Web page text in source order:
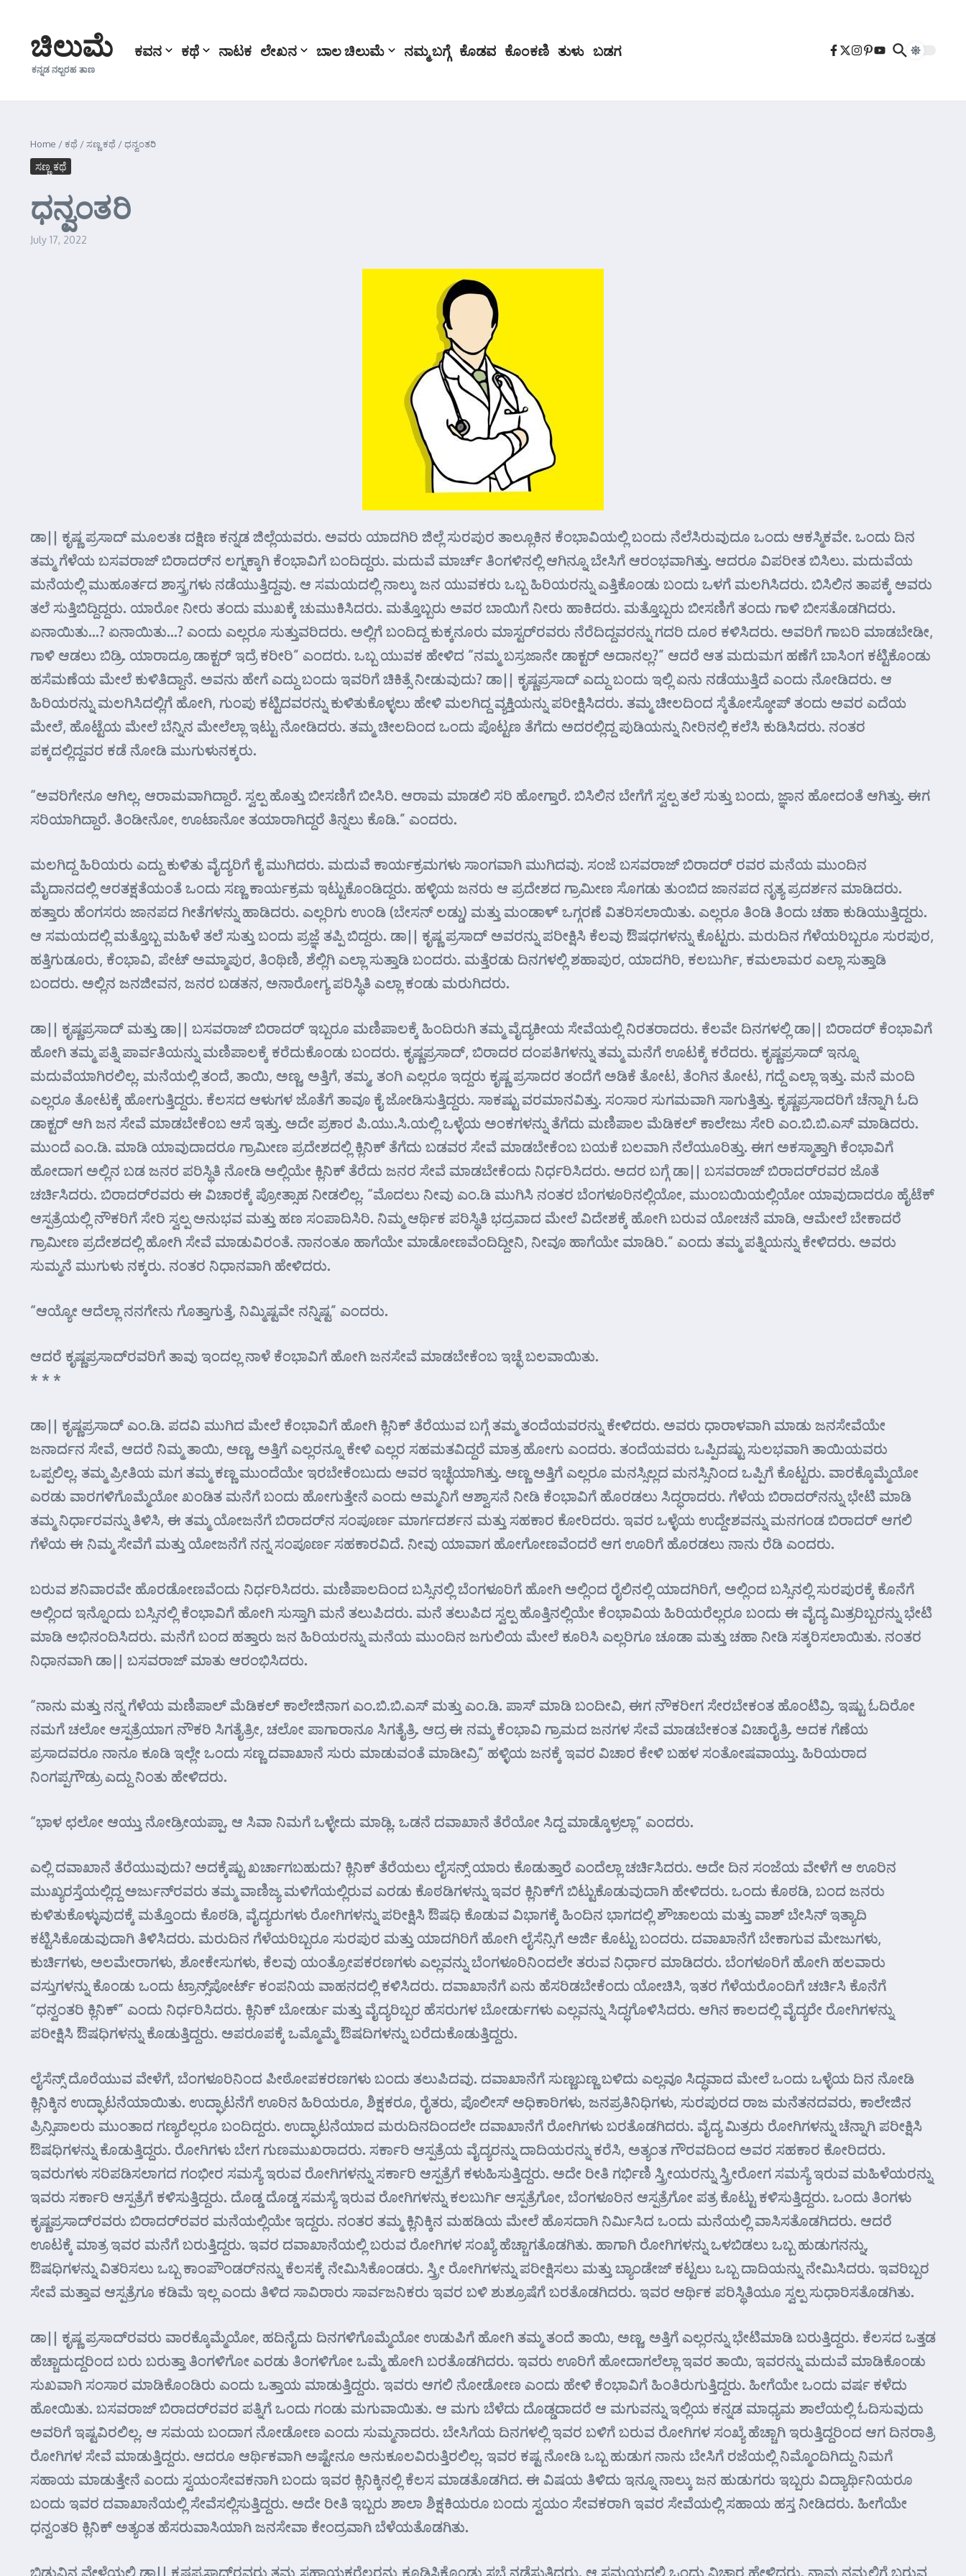
ಚಿಲುಮೆ
ಕನ್ನಡ ನಲ್ಬರಹ ತಾಣ
ಕವನ ಕಥೆ ನಾಟಕ ಲೇಖನ ಬಾಲ ಚಿಲುಮೆ ನಮ್ಮ ಬಗ್ಗೆ ಕೊಡವ ಕೊಂಕಣಿ ತುಳು ಬಡಗ
Home /ಕಥೆ /ಸಣ್ಣ ಕಥೆ /ಧನ್ವಂತರಿ
ಸಣ್ಣ ಕಥೆ
ಧನ್ವಂತರಿ
July 17, 2022
ಡಾ|| ಕೃಷ್ಣ ಪ್ರಸಾದ್ ಮೂಲತಃ ದಕ್ಷಿಣ ಕನ್ನಡ ಜಿಲ್ಲೆಯವರು. ಅವರು ಯಾದಗಿರಿ ಜಿಲ್ಲೆ ಸುರಪುರ ತಾಲ್ಲೂಕಿನ ಕೆಂಭಾವಿಯಲ್ಲಿ ಬಂದು ನೆಲೆಸಿರುವುದೂ ಒಂದು ಆಕಸ್ಮಿಕವೇ. ಒಂದು ದಿನ
ತಮ್ಮ ಗೆಳೆಯ ಬಸವರಾಜ್ ಬಿರಾದರ್‌ನ ಲಗ್ನಕ್ಕಾಗಿ ಕೆಂಭಾವಿಗೆ ಬಂದಿದ್ದರು. ಮದುವೆ ಮಾರ್ಚ್ ತಿಂಗಳಿನಲ್ಲಿ ಆಗಿನ್ನೂ ಬೇಸಿಗೆ ಆರಂಭವಾಗಿತ್ತು. ಆದರೂ ವಿಪರೀತ ಬಿಸಿಲು. ಮದುವೆಯ
ಮನೆಯಲ್ಲಿ ಮುಹೂರ್ತದ ಶಾಸ್ತ್ರಗಳು ನಡೆಯುತ್ತಿದ್ದವು. ಆ ಸಮಯದಲ್ಲಿ ನಾಲ್ಕು ಜನ ಯುವಕರು ಒಬ್ಬ ಹಿರಿಯರನ್ನು ಎತ್ತಿಕೊಂಡು ಬಂದು ಒಳಗೆ ಮಲಗಿಸಿದರು. ಬಿಸಿಲಿನ ತಾಪಕ್ಕೆ ಅವರು
ತಲೆ ಸುತ್ತಿಬಿದ್ದಿದ್ದರು. ಯಾರೋ ನೀರು ತಂದು ಮುಖಕ್ಕೆ ಚುಮುಕಿಸಿದರು. ಮತ್ತೊಬ್ಬರು ಅವರ ಬಾಯಿಗೆ ನೀರು ಹಾಕಿದರು. ಮತ್ತೊಬ್ಬರು ಬೀಸಣಿಗೆ ತಂದು ಗಾಳಿ ಬೀಸತೊಡಗಿದರು.
ಏನಾಯಿತು…? ಏನಾಯಿತು…? ಎಂದು ಎಲ್ಲರೂ ಸುತ್ತುವರಿದರು. ಅಲ್ಲಿಗೆ ಬಂದಿದ್ದ ಕುಕ್ಕನೂರು ಮಾಸ್ಟರ್‌ರವರು ನೆರೆದಿದ್ದವರನ್ನು ಗದರಿ ದೂರ ಕಳಿಸಿದರು. ಅವರಿಗೆ ಗಾಬರಿ ಮಾಡಬೇಡೀ,
ಗಾಳಿ ಆಡಲು ಬಿಡ್ರಿ. ಯಾರಾದ್ರೂ ಡಾಕ್ಟರ್ ಇದ್ರೆ ಕರೀರಿ” ಎಂದರು. ಒಬ್ಬ ಯುವಕ ಹೇಳಿದ “ನಮ್ಮ ಬಸ್ರಜಾನೇ ಡಾಕ್ಟರ್ ಅದಾನಲ್ಲ?” ಆದರೆ ಆತ ಮದುಮಗ ಹಣೆಗೆ ಬಾಸಿಂಗ ಕಟ್ಟಿಕೊಂಡು
ಹಸೆಮಣೆಯ ಮೇಲೆ ಕುಳಿತಿದ್ದಾನೆ. ಅವನು ಹೇಗೆ ಎದ್ದು ಬಂದು ಇವರಿಗೆ ಚಿಕಿತ್ಸೆ ನೀಡುವುದು? ಡಾ|| ಕೃಷ್ಣಪ್ರಸಾದ್ ಎದ್ದು ಬಂದು ಇಲ್ಲಿ ಏನು ನಡೆಯುತ್ತಿದೆ ಎಂದು ನೋಡಿದರು. ಆ
ಹಿರಿಯರನ್ನು ಮಲಗಿಸಿದಲ್ಲಿಗೆ ಹೋಗಿ, ಗುಂಪು ಕಟ್ಟಿದವರನ್ನು ಕುಳಿತುಕೊಳ್ಳಲು ಹೇಳಿ ಮಲಗಿದ್ದ ವ್ಯಕ್ತಿಯನ್ನು ಪರೀಕ್ಷಿಸಿದರು. ತಮ್ಮ ಚೀಲದಿಂದ ಸ್ಕೆತೋಸ್ಕೋಪ್ ತಂದು ಅವರ ಎದೆಯ
ಮೇಲೆ, ಹೊಟ್ಟೆಯ ಮೇಲೆ ಬೆನ್ನಿನ ಮೇಲೆಲ್ಲಾ ಇಟ್ಟು ನೋಡಿದರು. ತಮ್ಮ ಚೀಲದಿಂದ ಒಂದು ಪೊಟ್ಟಣ ತೆಗೆದು ಅದರಲ್ಲಿದ್ದ ಪುಡಿಯನ್ನು ನೀರಿನಲ್ಲಿ ಕಲೆಸಿ ಕುಡಿಸಿದರು. ನಂತರ
ಪಕ್ಕದಲ್ಲಿದ್ದವರ ಕಡೆ ನೋಡಿ ಮುಗುಳುನಕ್ಕರು.
“ಅವರಿಗೇನೂ ಆಗಿಲ್ಲ. ಆರಾಮವಾಗಿದ್ದಾರೆ. ಸ್ವಲ್ಪ ಹೊತ್ತು ಬೀಸಣಿಗೆ ಬೀಸಿರಿ. ಆರಾಮ ಮಾಡಲಿ ಸರಿ ಹೋಗ್ತಾರೆ. ಬಿಸಿಲಿನ ಬೇಗೆಗೆ ಸ್ವಲ್ಪ ತಲೆ ಸುತ್ತು ಬಂದು, ಜ್ಞಾನ ಹೋದಂತೆ ಆಗಿತ್ತು. ಈಗ
ಸರಿಯಾಗಿದ್ದಾರೆ. ತಿಂಡೀನೋ, ಊಟಾನೋ ತಯಾರಾಗಿದ್ದರೆ ತಿನ್ನಲು ಕೊಡಿ.” ಎಂದರು.
ಮಲಗಿದ್ದ ಹಿರಿಯರು ಎದ್ದು ಕುಳಿತು ವೈದ್ಯರಿಗೆ ಕೈ ಮುಗಿದರು. ಮದುವೆ ಕಾರ್ಯಕ್ರಮಗಳು ಸಾಂಗವಾಗಿ ಮುಗಿದವು. ಸಂಜೆ ಬಸವರಾಜ್ ಬಿರಾದರ್ ರವರ ಮನೆಯ ಮುಂದಿನ
ಮೈದಾನದಲ್ಲಿ ಆರತಕ್ಷತೆಯಂತೆ ಒಂದು ಸಣ್ಣ ಕಾರ್ಯಕ್ರಮ ಇಟ್ಟುಕೊಂಡಿದ್ದರು. ಹಳ್ಳಿಯ ಜನರು ಆ ಪ್ರದೇಶದ ಗ್ರಾಮೀಣ ಸೊಗಡು ತುಂಬಿದ ಜಾನಪದ ನೃತ್ಯ ಪ್ರದರ್ಶನ ಮಾಡಿದರು.
ಹತ್ತಾರು ಹೆಂಗಸರು ಜಾನಪದ ಗೀತೆಗಳನ್ನು ಹಾಡಿದರು. ಎಲ್ಲರಿಗು ಉಂಡಿ (ಬೇಸನ್ ಲಡ್ಡು) ಮತ್ತು ಮಂಡಾಳ್ ಒಗ್ಗರಣೆ ವಿತರಿಸಲಾಯಿತು. ಎಲ್ಲರೂ ತಿಂಡಿ ತಿಂದು ಚಹಾ ಕುಡಿಯುತ್ತಿದ್ದರು.
ಆ ಸಮಯದಲ್ಲಿ ಮತ್ತೊಬ್ಬ ಮಹಿಳೆ ತಲೆ ಸುತ್ತು ಬಂದು ಪ್ರಜ್ಞೆ ತಪ್ಪಿ ಬಿದ್ದರು. ಡಾ|| ಕೃಷ್ಣ ಪ್ರಸಾದ್ ಅವರನ್ನು ಪರೀಕ್ಷಿಸಿ ಕೆಲವು ಔಷಧಗಳನ್ನು ಕೊಟ್ಟರು. ಮರುದಿನ ಗೆಳೆಯರಿಬ್ಬರೂ ಸುರಪುರ,
ಹತ್ತಿಗುಡೂರು, ಕೆಂಭಾವಿ, ಪೇಟ್ ಅಮ್ಮಾಪುರ, ತಿಂಥಿಣಿ, ಶೆಲ್ಲಿಗಿ ಎಲ್ಲಾ ಸುತ್ತಾಡಿ ಬಂದರು. ಮತ್ತೆರಡು ದಿನಗಳಲ್ಲಿ ಶಹಾಪುರ, ಯಾದಗಿರಿ, ಕಲಬುರ್ಗಿ, ಕಮಲಾಮರ ಎಲ್ಲಾ ಸುತ್ತಾಡಿ
ಬಂದರು. ಅಲ್ಲಿನ ಜನಜೀವನ, ಜನರ ಬಡತನ, ಅನಾರೋಗ್ಯ ಪರಿಸ್ಥಿತಿ ಎಲ್ಲಾ ಕಂಡು ಮರುಗಿದರು.
ಡಾ|| ಕೃಷ್ಣಪ್ರಸಾದ್ ಮತ್ತು ಡಾ|| ಬಸವರಾಜ್ ಬಿರಾದರ್ ಇಬ್ಬರೂ ಮಣಿಪಾಲಕ್ಕೆ ಹಿಂದಿರುಗಿ ತಮ್ಮ ವೈದ್ಯಕೀಯ ಸೇವೆಯಲ್ಲಿ ನಿರತರಾದರು. ಕೆಲವೇ ದಿನಗಳಲ್ಲಿ ಡಾ|| ಬಿರಾದರ್ ಕೆಂಭಾವಿಗೆ
ಹೋಗಿ ತಮ್ಮ ಪತ್ನಿ ಪಾರ್ವತಿಯನ್ನು ಮಣಿಪಾಲಕ್ಕೆ ಕರೆದುಕೊಂಡು ಬಂದರು. ಕೃಷ್ಣಪ್ರಸಾದ್, ಬಿರಾದರ ದಂಪತಿಗಳನ್ನು ತಮ್ಮ ಮನೆಗೆ ಊಟಕ್ಕೆ ಕರೆದರು. ಕೃಷ್ಣಪ್ರಸಾದ್ ಇನ್ನೂ
ಮದುವೆಯಾಗಿರಲಿಲ್ಲ. ಮನೆಯಲ್ಲಿ ತಂದೆ, ತಾಯಿ, ಅಣ್ಣ, ಅತ್ತಿಗೆ, ತಮ್ಮ, ತಂಗಿ ಎಲ್ಲರೂ ಇದ್ದರು ಕೃಷ್ಣ ಪ್ರಸಾದರ ತಂದೆಗೆ ಅಡಿಕೆ ತೋಟ, ತೆಂಗಿನ ತೋಟ, ಗದ್ದೆ ಎಲ್ಲಾ ಇತ್ತು. ಮನೆ ಮಂದಿ
ಎಲ್ಲರೂ ತೋಟಕ್ಕೆ ಹೋಗುತ್ತಿದ್ದರು. ಕೆಲಸದ ಆಳುಗಳ ಜೊತೆಗೆ ತಾವೂ ಕೈ ಜೋಡಿಸುತ್ತಿದ್ದರು. ಸಾಕಷ್ಟು ವರಮಾನವಿತ್ತು. ಸಂಸಾರ ಸುಗಮವಾಗಿ ಸಾಗುತ್ತಿತ್ತು. ಕೃಷ್ಣಪ್ರಸಾದರಿಗೆ ಚೆನ್ನಾಗಿ ಓದಿ
ಡಾಕ್ಟರ್ ಆಗಿ ಜನ ಸೇವೆ ಮಾಡಬೇಕೆಂಬ ಆಸೆ ಇತ್ತು. ಅದೇ ಪ್ರಕಾರ ಪಿ.ಯು.ಸಿ.ಯಲ್ಲಿ ಒಳ್ಳೆಯ ಅಂಕಗಳನ್ನು ತೆಗೆದು ಮಣಿಪಾಲ ಮೆಡಿಕಲ್ ಕಾಲೇಜು ಸೇರಿ ಎಂ.ಬಿ.ಬಿ.ಎಸ್ ಮಾಡಿದರು.
ಮುಂದೆ ಎಂ.ಡಿ. ಮಾಡಿ ಯಾವುದಾದರೂ ಗ್ರಾಮೀಣ ಪ್ರದೇಶದಲ್ಲಿ ಕ್ಲಿನಿಕ್ ತೆಗೆದು ಬಡವರ ಸೇವೆ ಮಾಡಬೇಕೆಂಬ ಬಯಕೆ ಬಲವಾಗಿ ನೆಲೆಯೂರಿತ್ತು. ಈಗ ಅಕಸ್ಮಾತ್ತಾಗಿ ಕೆಂಭಾವಿಗೆ
ಹೋದಾಗ ಅಲ್ಲಿನ ಬಡ ಜನರ ಪರಿಸ್ಥಿತಿ ನೋಡಿ ಅಲ್ಲಿಯೇ ಕ್ಲಿನಿಕ್ ತೆರೆದು ಜನರ ಸೇವೆ ಮಾಡಬೇಕೆಂದು ನಿರ್ಧರಿಸಿದರು. ಅದರ ಬಗ್ಗೆ ಡಾ|| ಬಸವರಾಜ್ ಬಿರಾದರ್‌ರವರ ಜೊತೆ
ಚರ್ಚಿಸಿದರು. ಬಿರಾದರ್‌ರವರು ಈ ವಿಚಾರಕ್ಕೆ ಪ್ರೋತ್ಸಾಹ ನೀಡಲಿಲ್ಲ. “ಮೊದಲು ನೀವು ಎಂ.ಡಿ ಮುಗಿಸಿ ನಂತರ ಬೆಂಗಳೂರಿನಲ್ಲಿಯೋ, ಮುಂಬಯಿಯಲ್ಲಿಯೋ ಯಾವುದಾದರೂ ಹೈಟೆಕ್
ಆಸ್ಪತ್ರೆಯಲ್ಲಿ ನೌಕರಿಗೆ ಸೇರಿ ಸ್ವಲ್ಪ ಅನುಭವ ಮತ್ತು ಹಣ ಸಂಪಾದಿಸಿರಿ. ನಿಮ್ಮ ಆರ್ಥಿಕ ಪರಿಸ್ಥಿತಿ ಭದ್ರವಾದ ಮೇಲೆ ವಿದೇಶಕ್ಕೆ ಹೋಗಿ ಬರುವ ಯೋಚನೆ ಮಾಡಿ, ಆಮೇಲೆ ಬೇಕಾದರೆ
ಗ್ರಾಮೀಣ ಪ್ರದೇಶದಲ್ಲಿ ಹೋಗಿ ಸೇವೆ ಮಾಡುವಿರಂತೆ. ನಾನಂತೂ ಹಾಗೆಯೇ ಮಾಡೋಣವೆಂದಿದ್ದೀನಿ, ನೀವೂ ಹಾಗೆಯೇ ಮಾಡಿರಿ.” ಎಂದು ತಮ್ಮ ಪತ್ನಿಯನ್ನು ಕೇಳಿದರು. ಅವರು
ಸುಮ್ಮನೆ ಮುಗುಳು ನಕ್ಕರು. ನಂತರ ನಿಧಾನವಾಗಿ ಹೇಳಿದರು.
“ಆಯ್ಯೋ ಆದೆಲ್ಲಾ ನನಗೇನು ಗೊತ್ತಾಗುತ್ತೆ, ನಿಮ್ಮಿಷ್ಟವೇ ನನ್ನಿಷ್ಟ” ಎಂದರು.
ಆದರೆ ಕೃಷ್ಣಪ್ರಸಾದ್‌ರವರಿಗೆ ತಾವು ಇಂದಲ್ಲ ನಾಳೆ ಕೆಂಭಾವಿಗೆ ಹೋಗಿ ಜನಸೇವೆ ಮಾಡಬೇಕೆಂಬ ಇಚ್ಛೆ ಬಲವಾಯಿತು.
* * *
ಡಾ|| ಕೃಷ್ಣಪ್ರಸಾದ್ ಎಂ.ಡಿ. ಪದವಿ ಮುಗಿದ ಮೇಲೆ ಕೆಂಭಾವಿಗೆ ಹೋಗಿ ಕ್ಲಿನಿಕ್ ತೆರೆಯುವ ಬಗ್ಗೆ ತಮ್ಮ ತಂದೆಯವರನ್ನು ಕೇಳಿದರು. ಅವರು ಧಾರಾಳವಾಗಿ ಮಾಡು ಜನಸೇವೆಯೇ
ಜನಾರ್ದನ ಸೇವೆ, ಆದರೆ ನಿಮ್ಮ ತಾಯಿ, ಅಣ್ಣ, ಅತ್ತಿಗೆ ಎಲ್ಲರನ್ನೂ ಕೇಳಿ ಎಲ್ಲರ ಸಹಮತವಿದ್ದರೆ ಮಾತ್ರ ಹೋಗು ಎಂದರು. ತಂದೆಯವರು ಒಪ್ಪಿದಷ್ಟು ಸುಲಭವಾಗಿ ತಾಯಿಯವರು
ಒಪ್ಪಲಿಲ್ಲ. ತಮ್ಮ ಪ್ರೀತಿಯ ಮಗ ತಮ್ಮ ಕಣ್ಣ ಮುಂದೆಯೇ ಇರಬೇಕೆಂಬುದು ಅವರ ಇಚ್ಛೆಯಾಗಿತ್ತು. ಅಣ್ಣ ಅತ್ತಿಗೆ ಎಲ್ಲರೂ ಮನಸ್ಸಿಲ್ಲದ ಮನಸ್ಸಿನಿಂದ ಒಪ್ಪಿಗೆ ಕೊಟ್ಟರು. ವಾರಕ್ಕೊಮ್ಮೆಯೋ
ಎರಡು ವಾರಗಳಿಗೊಮ್ಮೆಯೋ ಖಂಡಿತ ಮನೆಗೆ ಬಂದು ಹೋಗುತ್ತೇನೆ ಎಂದು ಅಮ್ಮನಿಗೆ ಆಶ್ವಾಸನೆ ನೀಡಿ ಕೆಂಭಾವಿಗೆ ಹೊರಡಲು ಸಿದ್ಧರಾದರು. ಗೆಳೆಯ ಬಿರಾದರ್‌ನನ್ನು ಭೇಟಿ ಮಾಡಿ
ತಮ್ಮ ನಿರ್ಧಾರವನ್ನು ತಿಳಿಸಿ, ಈ ತಮ್ಮ ಯೋಜನೆಗೆ ಬಿರಾದರ್‌ನ ಸಂಪೂರ್ಣ ಮಾರ್ಗದರ್ಶನ ಮತ್ತು ಸಹಕಾರ ಕೋರಿದರು. ಇವರ ಒಳ್ಳೆಯ ಉದ್ದೇಶವನ್ನು ಮನಗಂಡ ಬಿರಾದರ್ ಆಗಲಿ
ಗೆಳೆಯ ಈ ನಿಮ್ಮ ಸೇವೆಗೆ ಮತ್ತು ಯೋಜನೆಗೆ ನನ್ನ ಸಂಪೂರ್ಣ ಸಹಕಾರವಿದೆ. ನೀವು ಯಾವಾಗ ಹೋಗೋಣವೆಂದರೆ ಆಗ ಊರಿಗೆ ಹೊರಡಲು ನಾನು ರೆಡಿ ಎಂದರು.
ಬರುವ ಶನಿವಾರವೇ ಹೊರಡೋಣವೆಂದು ನಿರ್ಧರಿಸಿದರು. ಮಣಿಪಾಲದಿಂದ ಬಸ್ಸಿನಲ್ಲಿ ಬೆಂಗಳೂರಿಗೆ ಹೋಗಿ ಅಲ್ಲಿಂದ ರೈಲಿನಲ್ಲಿ ಯಾದಗಿರಿಗೆ, ಅಲ್ಲಿಂದ ಬಸ್ಸಿನಲ್ಲಿ ಸುರಪುರಕ್ಕೆ ಕೊನೆಗೆ
ಅಲ್ಲಿಂದ ಇನ್ನೊಂದು ಬಸ್ಸಿನಲ್ಲಿ ಕೆಂಭಾವಿಗೆ ಹೋಗಿ ಸುಸ್ತಾಗಿ ಮನೆ ತಲುಪಿದರು. ಮನೆ ತಲುಪಿದ ಸ್ವಲ್ಪ ಹೊತ್ತಿನಲ್ಲಿಯೇ ಕೆಂಭಾವಿಯ ಹಿರಿಯರೆಲ್ಲರೂ ಬಂದು ಈ ವೈದ್ಯ ಮಿತ್ರರಿಬ್ಬರನ್ನು ಭೇಟಿ
ಮಾಡಿ ಅಭಿನಂದಿಸಿದರು. ಮನೆಗೆ ಬಂದ ಹತ್ತಾರು ಜನ ಹಿರಿಯರನ್ನು ಮನೆಯ ಮುಂದಿನ ಜಗುಲಿಯ ಮೇಲೆ ಕೂರಿಸಿ ಎಲ್ಲರಿಗೂ ಚೂಡಾ ಮತ್ತು ಚಹಾ ನೀಡಿ ಸತ್ಕರಿಸಲಾಯಿತು. ನಂತರ
ನಿಧಾನವಾಗಿ ಡಾ|| ಬಸವರಾಜ್ ಮಾತು ಆರಂಭಿಸಿದರು.
“ನಾನು ಮತ್ತು ನನ್ನ ಗೆಳೆಯ ಮಣಿಪಾಲ್ ಮೆಡಿಕಲ್ ಕಾಲೇಜಿನಾಗ ಎಂ.ಬಿ.ಬಿ.ಎಸ್ ಮತ್ತು ಎಂ.ಡಿ. ಪಾಸ್ ಮಾಡಿ ಬಂದೀವಿ, ಈಗ ನೌಕರೀಗ ಸೇರಬೇಕಂತ ಹೊಂಟಿವ್ರಿ. ಇಷ್ಟು ಓದಿರೋ
ನಮಗೆ ಚಲೋ ಆಸ್ಪತ್ರೆಯಾಗ ನೌಕರಿ ಸಿಗತೈತ್ರೀ, ಚಲೋ ಪಾಗಾರಾನೂ ಸಿಗತೈತ್ರಿ. ಆದ್ರ ಈ ನಮ್ಮ ಕೆಂಭಾವಿ ಗ್ರಾಮದ ಜನಗಳ ಸೇವೆ ಮಾಡಬೇಕಂತ ವಿಚಾರೈತ್ರಿ. ಅದಕ ಗೆಣೆಯ
ಪ್ರಸಾದವರೂ ನಾನೂ ಕೂಡಿ ಇಲ್ಲೇ ಒಂದು ಸಣ್ಣ ದವಾಖಾನೆ ಸುರು ಮಾಡುವಂತೆ ಮಾಡೀವ್ರಿ” ಹಳ್ಳಿಯ ಜನಕ್ಕೆ ಇವರ ವಿಚಾರ ಕೇಳಿ ಬಹಳ ಸಂತೋಷವಾಯ್ತು. ಹಿರಿಯರಾದ
ನಿಂಗಪ್ಪಗೌಡ್ರು ಎದ್ದು ನಿಂತು ಹೇಳಿದರು.
“ಭಾಳ ಛಲೋ ಆಯ್ತು ನೋಡ್ರೀಯಪ್ಪಾ. ಆ ಸಿವಾ ನಿಮಗೆ ಒಳ್ಳೇದು ಮಾಡ್ಲಿ. ಒಡನೆ ದವಾಖಾನೆ ತೆರೆಯೋ ಸಿದ್ದ ಮಾಡ್ಕೊಳ್ರಲ್ಲಾ” ಎಂದರು.
ಎಲ್ಲಿ ದವಾಖಾನೆ ತೆರೆಯುವುದು? ಅದಕ್ಕೆಷ್ಟು ಖರ್ಚಾಗಬಹುದು? ಕ್ಲಿನಿಕ್ ತೆರೆಯಲು ಲೈಸನ್ಸ್ ಯಾರು ಕೊಡುತ್ತಾರೆ ಎಂದೆಲ್ಲಾ ಚರ್ಚಿಸಿದರು. ಅದೇ ದಿನ ಸಂಜೆಯ ವೇಳೆಗೆ ಆ ಊರಿನ
ಮುಖ್ಯರಸ್ತೆಯಲ್ಲಿದ್ದ ಅರ್ಜುನ್‌ರವರು ತಮ್ಮ ವಾಣಿಜ್ಯ ಮಳಿಗೆಯಲ್ಲಿರುವ ಎರಡು ಕೊಠಡಿಗಳನ್ನು ಇವರ ಕ್ಲಿನಿಕ್‌ಗೆ ಬಿಟ್ಟುಕೊಡುವುದಾಗಿ ಹೇಳಿದರು. ಒಂದು ಕೊಠಡಿ, ಬಂದ ಜನರು
ಕುಳಿತುಕೊಳ್ಳುವುದಕ್ಕೆ ಮತ್ತೊಂದು ಕೊಠಡಿ, ವೈದ್ಯರುಗಳು ರೋಗಿಗಳನ್ನು ಪರೀಕ್ಷಿಸಿ ಔಷಧಿ ಕೊಡುವ ವಿಭಾಗಕ್ಕೆ ಹಿಂದಿನ ಭಾಗದಲ್ಲಿ ಶೌಚಾಲಯ ಮತ್ತು ವಾಶ್ ಬೇಸಿನ್ ಇತ್ಯಾದಿ
ಕಟ್ಟಿಸಿಕೊಡುವುದಾಗಿ ತಿಳಿಸಿದರು. ಮರುದಿನ ಗೆಳೆಯರಿಬ್ಬರೂ ಸುರಪುರ ಮತ್ತು ಯಾದಗಿರಿಗೆ ಹೋಗಿ ಲೈಸೆನ್ಸಿಗೆ ಅರ್ಜಿ ಕೊಟ್ಟು ಬಂದರು. ದವಾಖಾನೆಗೆ ಬೇಕಾಗುವ ಮೇಜುಗಳು,
ಕುರ್ಚಿಗಳು, ಅಲಮೇರಾಗಳು, ಶೋಕೇಸುಗಳು, ಕೆಲವು ಯಂತ್ರೋಪಕರಣಗಳು ಎಲ್ಲವನ್ನು ಬೆಂಗಳೂರಿನಿಂದಲೇ ತರುವ ನಿರ್ಧಾರ ಮಾಡಿದರು. ಬೆಂಗಳೂರಿಗೆ ಹೋಗಿ ಹಲವಾರು
ವಸ್ತುಗಳನ್ನು ಕೊಂಡು ಒಂದು ಟ್ರಾನ್ಸ್‌ಪೋರ್ಟ್ ಕಂಪನಿಯ ವಾಹನದಲ್ಲಿ ಕಳಿಸಿದರು. ದವಾಖಾನೆಗೆ ಏನು ಹೆಸರಿಡಬೇಕೆಂದು ಯೋಚಿಸಿ, ಇತರ ಗೆಳೆಯರೊಂದಿಗೆ ಚರ್ಚಿಸಿ ಕೊನೆಗೆ
“ಧನ್ವಂತರಿ ಕ್ಲಿನಿಕ್” ಎಂದು ನಿರ್ಧರಿಸಿದರು. ಕ್ಲಿನಿಕ್ ಬೋರ್ಡು ಮತ್ತು ವೈದ್ಯರಿಬ್ಬರ ಹೆಸರುಗಳ ಬೋರ್ಡುಗಳು ಎಲ್ಲವನ್ನು ಸಿದ್ಧಗೊಳಿಸಿದರು. ಆಗಿನ ಕಾಲದಲ್ಲಿ ವೈದ್ಯರೇ ರೋಗಿಗಳನ್ನು
ಪರೀಕ್ಷಿಸಿ ಔಷಧಿಗಳನ್ನು ಕೊಡುತ್ತಿದ್ದರು. ಅಪರೂಪಕ್ಕೆ ಒಮ್ಮೊಮ್ಮೆ ಔಷದಿಗಳನ್ನು ಬರೆದುಕೊಡುತ್ತಿದ್ದರು.
ಲೈಸೆನ್ಸ್ ದೊರೆಯುವ ವೇಳೆಗೆ, ಬೆಂಗಳೂರಿನಿಂದ ಪೀಠೋಪಕರಣಗಳು ಬಂದು ತಲುಪಿದವು. ದವಾಖಾನೆಗೆ ಸುಣ್ಣಬಣ್ಣ ಬಳಿದು ಎಲ್ಲವೂ ಸಿದ್ಧವಾದ ಮೇಲೆ ಒಂದು ಒಳ್ಳೆಯ ದಿನ ನೋಡಿ
ಕ್ಲಿನಿಕ್ಕಿನ ಉದ್ಘಾಟನೆಯಾಯಿತು. ಉದ್ಘಾಟನೆಗೆ ಊರಿನ ಹಿರಿಯರೂ, ಶಿಕ್ಷಕರೂ, ರೈತರು, ಪೊಲೀಸ್ ಅಧಿಕಾರಿಗಳು, ಜನಪ್ರತಿನಿಧಿಗಳು, ಸುರಪುರದ ರಾಜ ಮನೆತನದವರು, ಕಾಲೇಜಿನ
ಪ್ರಿನ್ಸಿಪಾಲರು ಮುಂತಾದ ಗಣ್ಯರೆಲ್ಲರೂ ಬಂದಿದ್ದರು. ಉದ್ಘಾಟನೆಯಾದ ಮರುದಿನದಿಂದಲೇ ದವಾಖಾನೆಗೆ ರೋಗಿಗಳು ಬರತೊಡಗಿದರು. ವೈದ್ಯ ಮಿತ್ರರು ರೋಗಿಗಳನ್ನು ಚೆನ್ನಾಗಿ ಪರೀಕ್ಷಿಸಿ
ಔಷಧಿಗಳನ್ನು ಕೊಡುತ್ತಿದ್ದರು. ರೋಗಿಗಳು ಬೇಗ ಗುಣಮುಖರಾದರು. ಸರ್ಕಾರಿ ಆಸ್ಪತ್ರೆಯ ವೈದ್ಯರನ್ನು ದಾದಿಯರನ್ನು ಕರೆಸಿ, ಅತ್ಯಂತ ಗೌರವದಿಂದ ಅವರ ಸಹಕಾರ ಕೋರಿದರು.
ಇವರುಗಳು ಸರಿಪಡಿಸಲಾಗದ ಗಂಭೀರ ಸಮಸ್ಯೆ ಇರುವ ರೋಗಿಗಳನ್ನು ಸರ್ಕಾರಿ ಆಸ್ಪತ್ರೆಗೆ ಕಳುಹಿಸುತ್ತಿದ್ದರು. ಅದೇ ರೀತಿ ಗರ್ಭಿಣಿ ಸ್ತ್ರೀಯರನ್ನು ಸ್ತ್ರೀರೋಗ ಸಮಸ್ಯೆ ಇರುವ ಮಹಿಳೆಯರನ್ನು
ಇವರು ಸರ್ಕಾರಿ ಆಸ್ಪತ್ರೆಗೆ ಕಳಿಸುತ್ತಿದ್ದರು. ದೊಡ್ಡ ದೊಡ್ಡ ಸಮಸ್ಯೆ ಇರುವ ರೋಗಿಗಳನ್ನು ಕಲಬುರ್ಗಿ ಆಸ್ಪತ್ರೆಗೋ, ಬೆಂಗಳೂರಿನ ಆಸ್ಪತ್ರೆಗೋ ಪತ್ರ ಕೊಟ್ಟು ಕಳಿಸುತ್ತಿದ್ದರು. ಒಂದು ತಿಂಗಳು
ಕೃಷ್ಣಪ್ರಸಾದ್‌ರವರು ಬಿರಾದರ್‌ರವರ ಮನೆಯಲ್ಲಿಯೇ ಇದ್ದರು. ನಂತರ ತಮ್ಮ ಕ್ಲಿನಿಕ್ಕಿನ ಮಹಡಿಯ ಮೇಲೆ ಹೊಸದಾಗಿ ನಿರ್ಮಿಸಿದ ಒಂದು ಮನೆಯಲ್ಲಿ ವಾಸಿಸತೊಡಗಿದರು. ಆದರೆ
ಊಟಕ್ಕೆ ಮಾತ್ರ ಇವರ ಮನೆಗೆ ಬರುತ್ತಿದ್ದರು. ಇವರ ದವಾಖಾನೆಯಲ್ಲಿ ಬರುವ ರೋಗಿಗಳ ಸಂಖ್ಯೆ ಹೆಚ್ಚಾಗತೊಡಗಿತು. ಹಾಗಾಗಿ ರೋಗಿಗಳನ್ನು ಒಳಬಿಡಲು ಒಬ್ಬ ಹುಡುಗನನ್ನು,
ಔಷಧಿಗಳನ್ನು ವಿತರಿಸಲು ಒಬ್ಬ ಕಾಂಪೌಂಡರ್‌ನನ್ನು ಕೆಲಸಕ್ಕೆ ನೇಮಿಸಿಕೊಂಡರು. ಸ್ತ್ರೀ ರೋಗಿಗಳನ್ನು ಪರೀಕ್ಷಿಸಲು ಮತ್ತು ಬ್ಯಾಂಡೇಜ್ ಕಟ್ಟಲು ಒಬ್ಬ ದಾದಿಯನ್ನು ನೇಮಿಸಿದರು. ಇವರಿಬ್ಬರ
ಸೇವೆ ಮತ್ತಾವ ಆಸ್ಪತ್ರೆಗೂ ಕಡಿಮೆ ಇಲ್ಲ ಎಂದು ತಿಳಿದ ಸಾವಿರಾರು ಸಾರ್ವಜನಿಕರು ಇವರ ಬಳಿ ಶುಶ್ರೂಷೆಗೆ ಬರತೊಡಗಿದರು. ಇವರ ಆರ್ಥಿಕ ಪರಿಸ್ಥಿತಿಯೂ ಸ್ವಲ್ಪ ಸುಧಾರಿಸತೊಡಗಿತು.
ಡಾ|| ಕೃಷ್ಣ ಪ್ರಸಾದ್‌ರವರು ವಾರಕ್ಕೊಮ್ಮೆಯೋ, ಹದಿನೈದು ದಿನಗಳಿಗೊಮ್ಮೆಯೋ ಉಡುಪಿಗೆ ಹೋಗಿ ತಮ್ಮ ತಂದೆ ತಾಯಿ, ಅಣ್ಣ, ಅತ್ತಿಗೆ ಎಲ್ಲರನ್ನು ಭೇಟಿಮಾಡಿ ಬರುತ್ತಿದ್ದರು. ಕೆಲಸದ ಒತ್ತಡ
ಹೆಚ್ಚಾದುದ್ದರಿಂದ ಬರು ಬರುತ್ತಾ ತಿಂಗಳಿಗೋ ಎರಡು ತಿಂಗಳಿಗೋ ಒಮ್ಮೆ ಹೋಗಿ ಬರತೊಡಗಿದರು. ಇವರು ಊರಿಗೆ ಹೋದಾಗಲೆಲ್ಲಾ ಇವರ ತಾಯಿ, ಇವರನ್ನು ಮದುವೆ ಮಾಡಿಕೊಂಡು
ಸುಖವಾಗಿ ಸಂಸಾರ ಮಾಡಿಕೊಂಡಿರು ಎಂದು ಒತ್ತಾಯ ಮಾಡುತ್ತಿದ್ದರು. ಇವರು ಆಗಲಿ ನೋಡೋಣ ಎಂದು ಹೇಳಿ ಕೆಂಭಾವಿಗೆ ಹಿಂತಿರುಗುತ್ತಿದ್ದರು. ಹೀಗೆಯೇ ಒಂದು ವರ್ಷ ಕಳೆದು
ಹೋಯಿತು. ಬಸವರಾಜ್ ಬಿರಾದರ್‌ರವರ ಪತ್ನಿಗೆ ಒಂದು ಗಂಡು ಮಗುವಾಯಿತು. ಆ ಮಗು ಬೆಳೆದು ದೊಡ್ಡದಾದರೆ ಆ ಮಗುವನ್ನು ಇಲ್ಲಿಯ ಕನ್ನಡ ಮಾಧ್ಯಮ ಶಾಲೆಯಲ್ಲಿ ಓದಿಸುವುದು
ಅವರಿಗೆ ಇಷ್ಟವಿರಲಿಲ್ಲ. ಆ ಸಮಯ ಬಂದಾಗ ನೋಡೋಣ ಎಂದು ಸುಮ್ಮನಾದರು. ಬೇಸಿಗೆಯ ದಿನಗಳಲ್ಲಿ ಇವರ ಬಳಿಗೆ ಬರುವ ರೋಗಿಗಳ ಸಂಖ್ಯೆ ಹೆಚ್ಚಾಗಿ ಇರುತ್ತಿದ್ದರಿಂದ ಆಗ ದಿನರಾತ್ರಿ
ರೋಗಿಗಳ ಸೇವೆ ಮಾಡುತ್ತಿದ್ದರು. ಆದರೂ ಆರ್ಥಿಕವಾಗಿ ಅಷ್ಟೇನೂ ಅನುಕೂಲವಿರುತ್ತಿರಲಿಲ್ಲ. ಇವರ ಕಷ್ಟ ನೋಡಿ ಒಬ್ಬ ಹುಡುಗ ನಾನು ಬೇಸಿಗೆ ರಜೆಯಲ್ಲಿ ನಿಮ್ಮೊಂದಿಗಿದ್ದು ನಿಮಗೆ
ಸಹಾಯ ಮಾಡುತ್ತೇನೆ ಎಂದು ಸ್ವಯಂಸೇವಕನಾಗಿ ಬಂದು ಇವರ ಕ್ಲಿನಿಕ್ಕಿನಲ್ಲಿ ಕೆಲಸ ಮಾಡತೊಡಗಿದ. ಈ ವಿಷಯ ತಿಳಿದು ಇನ್ನೂ ನಾಲ್ಕು ಜನ ಹುಡುಗರು ಇಬ್ಬರು ವಿದ್ಯಾರ್ಥಿನಿಯರೂ
ಬಂದು ಇವರ ದವಾಖಾನೆಯಲ್ಲಿ ಸೇವೆಸಲ್ಲಿಸುತ್ತಿದ್ದರು. ಅದೇ ರೀತಿ ಇಬ್ಬರು ಶಾಲಾ ಶಿಕ್ಷಕಿಯರೂ ಬಂದು ಸ್ವಯಂ ಸೇವಕರಾಗಿ ಇವರ ಸೇವೆಯಲ್ಲಿ ಸಹಾಯ ಹಸ್ತ ನೀಡಿದರು. ಹೀಗೆಯೇ
ಧನ್ವಂತರಿ ಕ್ಲಿನಿಕ್ ಅತ್ಯಂತ ಹೆಸರುವಾಸಿಯಾಗಿ ಜನಸೇವಾ ಕೇಂದ್ರವಾಗಿ ಬೆಳೆಯತೊಡಗಿತು.
ಬಿಡುವಿನ ವೇಳೆಯಲ್ಲಿ ಡಾ|| ಕೃಷ್ಣಪ್ರಸಾದ್‌ರವರು ತಮ್ಮ ಸಹಾಯಕರೆಲ್ಲರನ್ನು ಕೂಡಿಸಿಕೊಂಡು ಸಭೆ ನಡೆಸುತ್ತಿದ್ದರು. ಆ ಸಮಯದಲ್ಲಿ ಒಂದು ವಿಚಾರ ಹೇಳಿದರು. ನಾವು ನಮ್ಮಲ್ಲಿಗೆ ಬರುವ